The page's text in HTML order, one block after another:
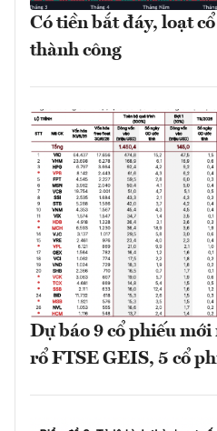
Có tiền bắt đáy, loạt
thành công
Dự báo 9 cổ phiếu
rổ FTSE GEIS, 5 cổ